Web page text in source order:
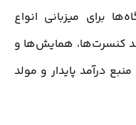
برای میزبانی انواع
کنسرت‌ها، همایش‌ها و
درآمد پایدار و مولد